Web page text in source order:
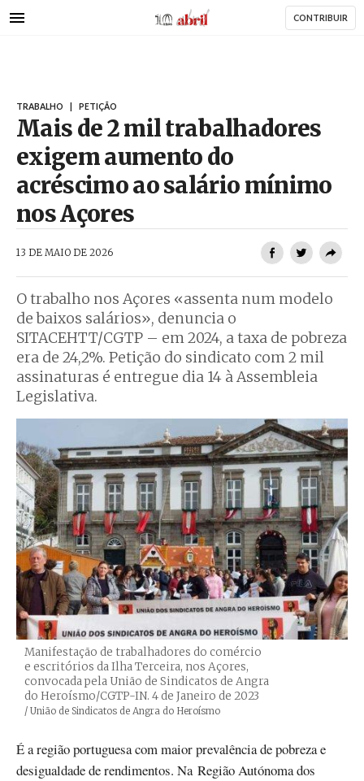
para
AbrilAbril CONTRIBUIR
TRABALHO PETIÇÃO
Mais de 2 mil trabalhadores
exigem aumento do
acréscimo ao salário mínimo
nos Açores
13 DE MAIO DE 2026
O trabalho nos Açores «assenta num modelo
de baixos salários», denuncia o
SITACEHTT/CGTP – em 2024, a taxa de pobreza
era de 24,2%. Petição do sindicato com 2 mil
assinaturas é entregue dia 14 à Assembleia
Legislativa.
Manifestação de trabalhadores do comércio
e escritórios da Ilha Terceira, nos Açores,
convocada pela União de Sindicatos de Angra
do Heroísmo/CGTP-IN. 4 de Janeiro de 2023
Créditos
/ União de Sindicatos de Angra do Heroísmo
É a região portuguesa com maior prevalência de pobreza e
desigualdade de rendimentos. Na Região Autónoma dos